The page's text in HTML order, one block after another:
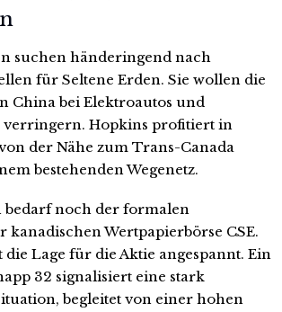
suchen händeringend nach
für Seltene Erden. Sie wollen die
China bei Elektroautos und
verringern. Hopkins profitiert in
der Nähe zum Trans-Canada
bestehenden Wegenetz.
bedarf noch der formalen
kanadischen Wertpapierbörse CSE.
Lage für die Aktie angespannt. Ein
32 signalisiert eine stark
begleitet von einer hohen